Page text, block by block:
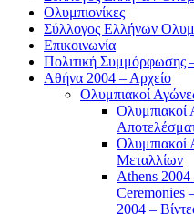
Ολυμπιονίκες
Σύλλογος Ελλήνων
Επικοινωνία
Πολιτική Συμμόρφωσης
Αθήνα 2004 – Αρχείο
Ολυμπιακοί
Ολυμπιακοί
Ολυμπιακοί
Μεταλλίων
Athens
Ceremonies
2004 –